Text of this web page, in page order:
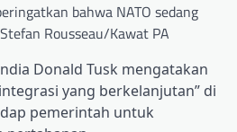
bahwa NATO sedang
Rousseau/Kawat PA
Donald Tusk mengatakan
yang berkelanjutan” di
pemerintah untuk